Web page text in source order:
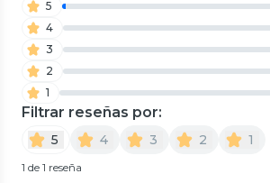
5
4
3
2
1
Filtrar reseñas por:
5 4 3 2 1
1 de 1 reseña